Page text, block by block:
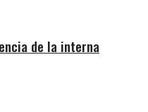
de la interna